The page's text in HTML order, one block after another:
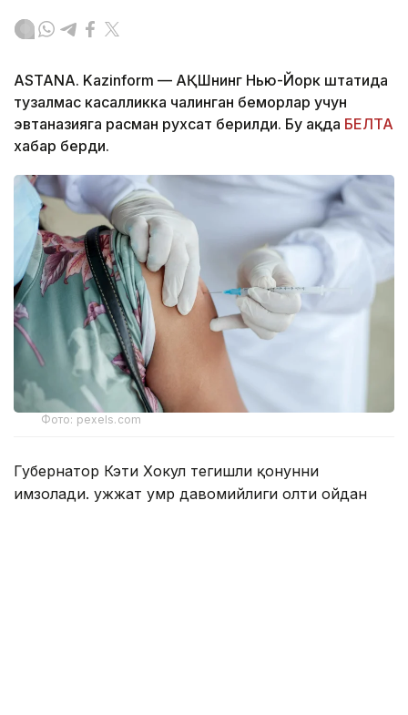
ASTANA. Kazinform — АҚШнинг Нью-Йорк штатида
тузалмас касалликка чалинган беморлар учун
эвтаназияга расман рухсат берилди. Бу ҳақда БЕЛТА
хабар берди.
Фото: pexels.com
Губернатор Кэти Хокул тегишли қонунни
имзолади. Ҳужжат умр давомийлиги олти ойдан